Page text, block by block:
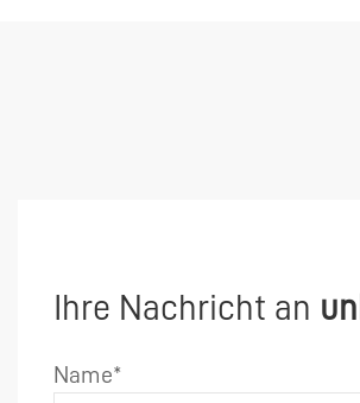
Ihre Nachricht an
Name*